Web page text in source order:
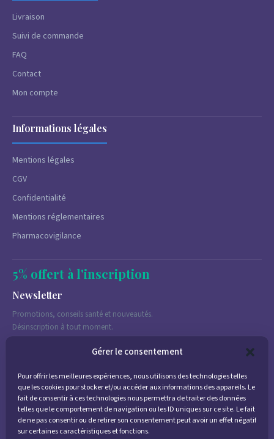
Gérer le consentement
Pour offrir les meilleures expériences, nous utilisons des technologies telles
que les cookies pour stocker et/ou accéder aux informations des appareils. Le
fait de consentir à ces technologies nous permettra de traiter des données
telles que le comportement de navigation ou les ID uniques sur ce site. Le fait
de ne pas consentir ou de retirer son consentement peut avoir un effet négatif
sur certaines caractéristiques et fonctions.
Livraison
Suivi de commande
FAQ
Contact
Mon compte
Informations légales
Mentions légales
CGV
Confidentialité
Mentions réglementaires
Pharmacovigilance
5% offert à l'inscription
Newsletter
Promotions, conseils santé et nouveautés.
Désinscription à tout moment.
J'accepte de recevoir des emails marketing conformément à la
politique de confidentialité